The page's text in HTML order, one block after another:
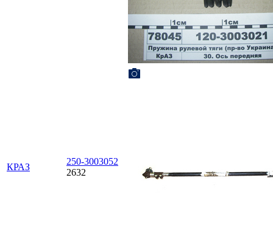
КРАЗ
250-3003052
2632